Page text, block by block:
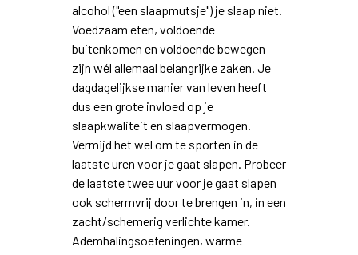
alcohol ("een slaapmutsje") je slaap niet.
Voedzaam eten, voldoende
buitenkomen en voldoende bewegen
zijn wél allemaal belangrijke zaken. Je
dagdagelijkse manier van leven heeft
dus een grote invloed op je
slaapkwaliteit en slaapvermogen.
Vermijd het wel om te sporten in de
laatste uren voor je gaat slapen. Probeer
de laatste twee uur voor je gaat slapen
ook schermvrij door te brengen in, in een
zacht/schemerig verlichte kamer.
Ademhalingsoefeningen, warme